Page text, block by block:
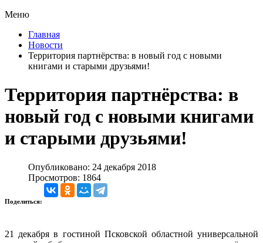
Меню
Главная
Новости
Территория партнёрства: в новый год с новыми
книгами и старыми друзьями!
Территория партнёрства: в
новый год с новыми книгами
и старыми друзьями!
Опубликовано: 24 декабря 2018
Просмотров: 1864
Поделиться:
21 декабря в гостиной Псковской областной универсальной